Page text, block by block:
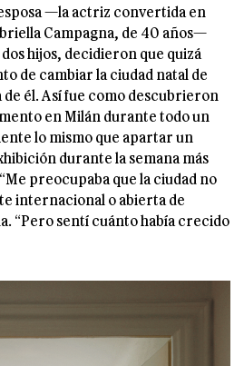
—la actriz convertida en
Campagna, de 40 años—
hijos, decidieron que quizá
de cambiar la ciudad natal de
de él. Así fue como descubrieron
en Milán durante todo un
lo mismo que apartar un
durante la semana más
preocupaba que la ciudad no
internacional o abierta de
“Pero sentí cuánto había crecido